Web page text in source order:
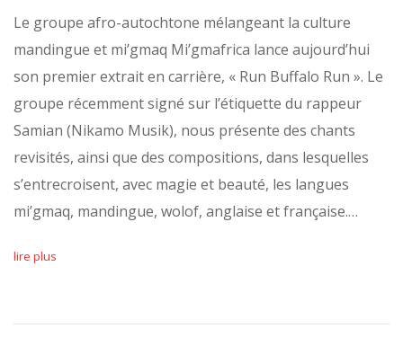
Le groupe afro-autochtone mélangeant la culture
mandingue et mi’gmaq Mi’gmafrica lance aujourd’hui
son premier extrait en carrière, « Run Buffalo Run ». Le
groupe récemment signé sur l’étiquette du rappeur
Samian (Nikamo Musik), nous présente des chants
revisités, ainsi que des compositions, dans lesquelles
s’entrecroisent, avec magie et beauté, les langues
mi’gmaq, mandingue, wolof, anglaise et française.…
lire plus